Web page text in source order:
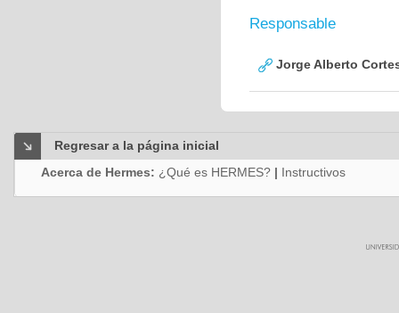
Responsable
Jorge Alberto
Regresar a la página inicial
Acerca de Hermes: ¿Qué es HERMES? | Instructivos